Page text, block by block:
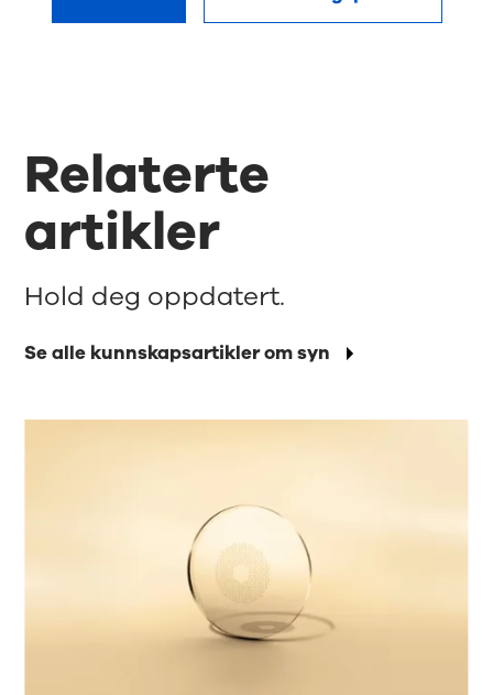
Relaterte
artikler
Se alle kunnskapsartikler om syn
Hold deg oppdatert.